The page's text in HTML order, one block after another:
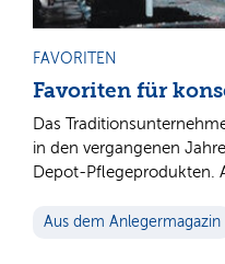
FAVORITEN
Favoriten für
Das
in den vergangenen
Depot-Pflegeprodukten.
Aus dem Anlegermagazin